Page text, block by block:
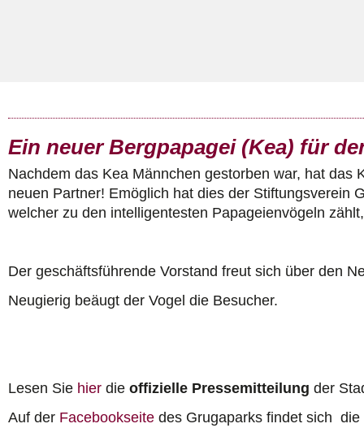
Ein neuer Bergpapagei (Kea) für
Nachdem das Kea Männchen gestorben war, hat das
neuen Partner! Emöglich hat dies der Stiftungsverein
welcher zu den intelligentesten Papageienvögeln
Der geschäftsführende Vorstand freut sich über den
Neugierig beäugt der Vogel die Besucher.
Lesen Sie hier die offizielle Pressemitteilung der
Auf der Facebookseite des Grugaparks findet sich